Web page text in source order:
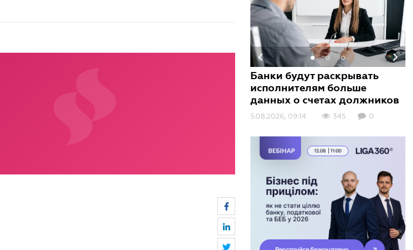
Банки будут раскрывать
исполнителям больше
данных о счетах должников
5.08.2026, 09:14 345 0
3.08.2026, 10:01 408 0
3.08.2026, 09:00 156 0